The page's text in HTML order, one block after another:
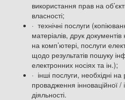
використання прав на
власності;
· технічні послуги
матеріалів, друк
на комп’ютері, послуги
щодо результатів пошуку
електронних носіях та ін.);
· інші послуги, необхідні на
провадження інноваційної /
діяльності.